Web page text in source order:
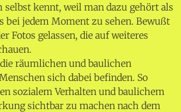
selbst kennt, weil man dazu gehört als
bei jedem Moment zu sehen. Bewußt
Fotos gelassen, die auf weiteres
räumlichen und baulichen
sich dabei befinden. So
sozialem Verhalten und baulichem
sichtbar zu machen nach dem